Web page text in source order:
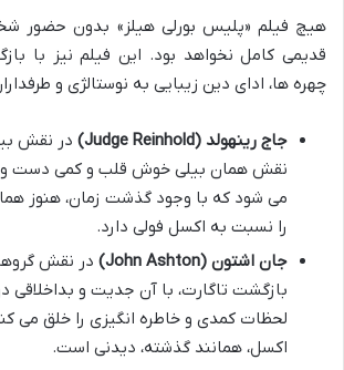
هیچ فیلم «پلیس بورلی هیلز» بدون
قدیمی کامل نخواهد بود. این فیلم نیز با
چهره ها، ادای دین زیبایی به نوستالژی و
جاج رینهولد (Judge Reinhold)
در نقش
نقش همان بیلی خوش قلب و کمی دست
می شود که با وجود گذشت زمان، هنوز
را نسبت به اکسل فولی دارد.
جان اشتون (John Ashton)
در نقش
بازگشت تاگارت، با آن جدیت و
لحظات کمدی و خاطره انگیزی را خلق می
اکسل، همانند گذشته، دیدنی است.